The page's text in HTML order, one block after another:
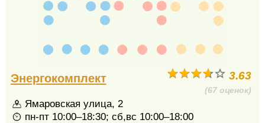
3.63
(67 оценок)
Энергокомплект
Ямаровская улица, 2
пн-пт 10:00–18:30; сб,вс 10:00–18:00